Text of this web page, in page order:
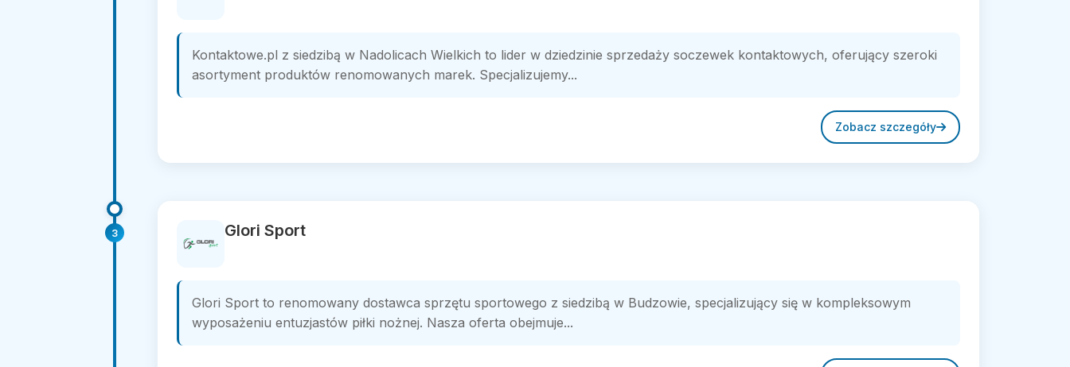
Kontaktowe.pl z siedzibą w Nadolicach Wielkich to lider w dziedzinie sprzedaży soczewek kontaktowych, oferujący szeroki
asortyment produktów renomowanych marek. Specjalizujemy...
Zobacz szczegóły
3 Glori Sport
Glori Sport to renomowany dostawca sprzętu sportowego z siedzibą w Budzowie, specjalizujący się w kompleksowym
wyposażeniu entuzjastów piłki nożnej. Nasza oferta obejmuje...